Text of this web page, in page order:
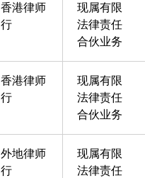
香港律师
行
现属有限
法律责任
合伙业务
香港律师
行
现属有限
法律责任
合伙业务
外地律师
行
现属有限
法律责任